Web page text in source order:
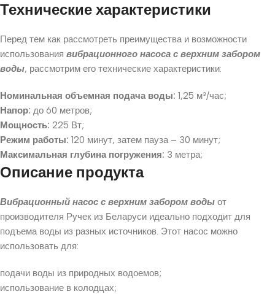
Технические характеристики
Перед тем как рассмотреть преимущества и возможности
использования вибрационного насоса с верхним забором
воды, рассмотрим его технические характеристики:
Номинальная объемная подача воды: 1,25 м³/час;
Напор: до 60 метров;
Мощность: 225 Вт;
Режим работы: 120 минут, затем пауза – 30 минут;
Максимальная глубина погружения: 3 метра;
Описание продукта
Вибрационный насос с верхним забором воды от
производителя Ручек из Беларуси идеально подходит для
подъема воды из разных источников. Этот насос можно
использовать для:
подачи воды из природных водоемов;
использование в колодцах;